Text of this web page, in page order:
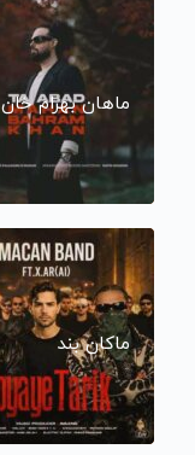
ماهان بهرام خان
ماکان بند